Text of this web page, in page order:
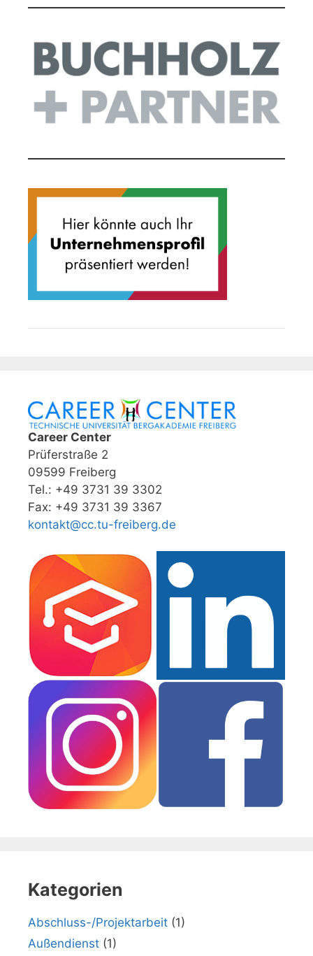
Career Center
Prüferstraße 2
09599 Freiberg
Tel.: +49 3731 39 3302
Fax: +49 3731 39 3367
kontakt@cc.tu-freiberg.de
Kategorien
Abschluss-/Projektarbeit (1)
Außendienst (1)